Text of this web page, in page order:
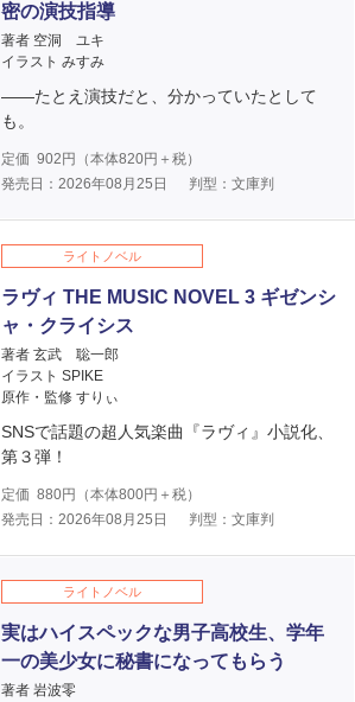
密の演技指導
著者 空洞 ユキ
イラスト みすみ
――たとえ演技だと、分かっていたとして
も。
定価 902 円（本体820円＋税）
発売日：2026年08月25日
判型：文庫判
ライトノベル
ラヴィ THE MUSIC NOVEL 3 ギゼンシ
ャ・クライシス
著者 玄武 聡一郎
イラスト SPIKE
原作・監修 すりぃ
SNSで話題の超人気楽曲『ラヴィ』小説化、
第３弾！
定価 880円（本体800円＋税）
発売日：2026年08月25日
判型：文庫判
ライトノベル
実はハイスペックな男子高校生、学年
一の美少女に秘書になってもらう
著者 岩波零